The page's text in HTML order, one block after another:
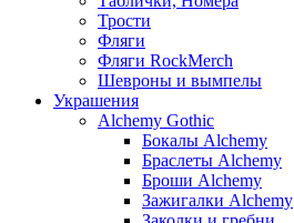
Трости
Фляги
Фляги RockMerch
Шевроны и вымпелы
Украшения
Alchemy Gothic
Бокалы Alchemy
Браслеты Alchemy
Броши Alchemy
Зажигалки Alchemy